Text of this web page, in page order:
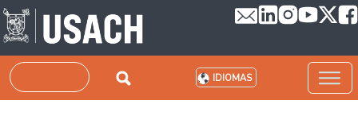
Pasar al contenido principal
Buscar IDIOMAS